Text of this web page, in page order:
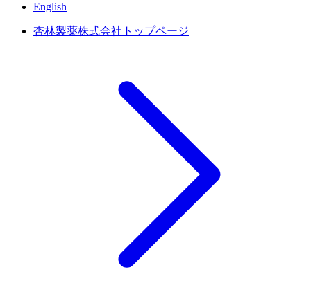
English
杏林製薬株式会社トップページ